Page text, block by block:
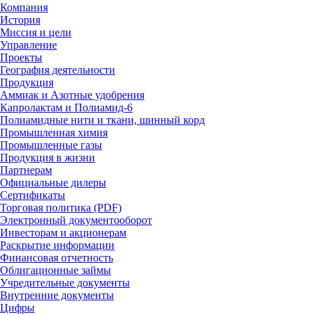
Компания
История
Миссия и цели
Управление
Проекты
География деятельности
Продукция
Аммиак и Азотные удобрения
Капролактам и Полиамид-6
Полиамидные нити и ткани, шинный корд
Промышленная химия
Промышленные газы
Продукция в жизни
Партнерам
Официальные дилеры
Сертификаты
Торговая политика (PDF)
Электронный документооборот
Инвесторам и акционерам
Раскрытие информации
Финансовая отчетность
Облигационные займы
Учредительные документы
Внутренние документы
Цифры